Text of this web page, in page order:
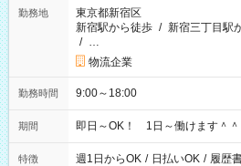
勤務地
東京都新宿区
新宿駅から徒歩 / 新宿三丁目駅
/ …
物流企業
勤務時間 9:00～18:00
期間 即日～OK！ 1日～働けます＾＾
特徴 週1日からOK / 日払いOK / 履歴